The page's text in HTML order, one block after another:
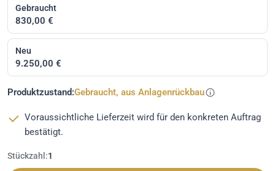
Gebraucht
830,00 €
Neu
9.250,00 €
Produktzustand:Gebraucht, aus Anlagenrückbau
Voraussichtliche Lieferzeit wird für den konkreten Auftrag
bestätigt.
Stückzahl:1